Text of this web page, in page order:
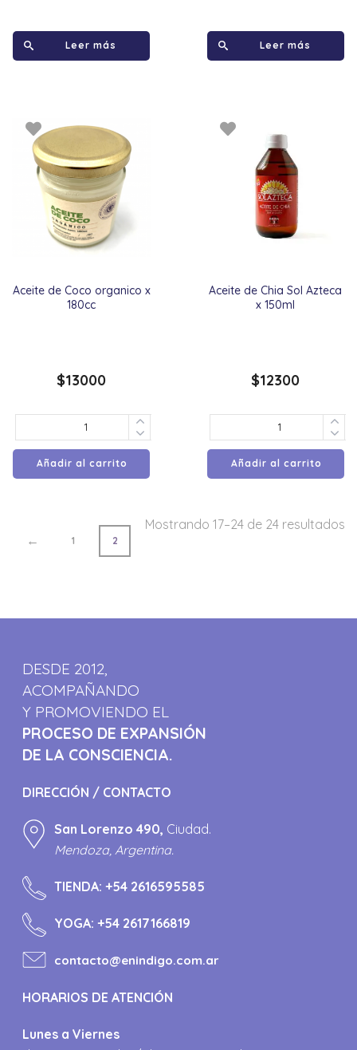
Leer más Leer más
Aceite de Coco organico x
180cc
$13000
Añadir al carrito
Aceite de Chia Sol Azteca
x 150ml
$12300
Añadir al carrito
← 1 2
Mostrando 17–24 de 24 resultados
DESDE 2012,
ACOMPAÑANDO
Y PROMOVIENDO EL
PROCESO DE EXPANSIÓN
DE LA CONSCIENCIA.
DIRECCIÓN / CONTACTO
San Lorenzo 490, Ciudad.
Mendoza, Argentina.
TIENDA:+54 2616595585
YOGA:+54 2617166819
contacto@enindigo.com.ar
HORARIOS DE ATENCIÓN
Lunes a Viernes